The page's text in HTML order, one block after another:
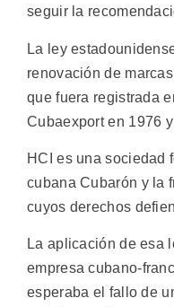
seguir la
La ley
renovación de
que fuera registrada
Cubaexport en 1976
HCI es una sociedad
cubana Cubarón y la
cuyos derechos
La aplicación de esa
empresa cubano-
esperaba el fallo de